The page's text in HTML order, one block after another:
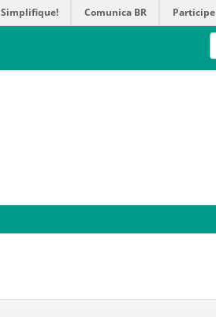
Simplifique! Comunica BR Participe